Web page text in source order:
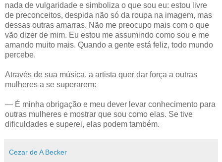
nada de vulgaridade e simboliza o que sou eu: estou livre
de preconceitos, despida não só da roupa na imagem, mas
dessas outras amarras. Não me preocupo mais com o que
vão dizer de mim. Eu estou me assumindo como sou e me
amando muito mais. Quando a gente está feliz, todo mundo
percebe.
Através de sua música, a artista quer dar força a outras
mulheres a se superarem:
— É minha obrigação e meu dever levar conhecimento para
outras mulheres e mostrar que sou como elas. Se tive
dificuldades e superei, elas podem também.
Cezar de A Becker